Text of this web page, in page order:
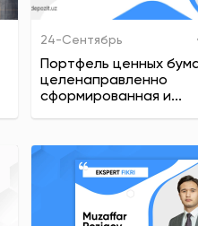
24-Сентябрь
Портфель ценных
целенаправленно
сформированная и...